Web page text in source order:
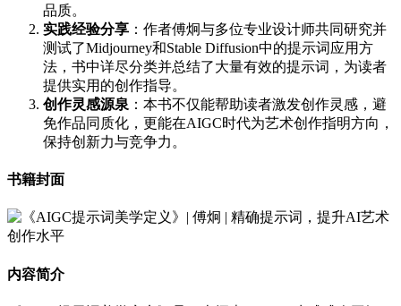
品质。
实践经验分享 ：作者傅炯与多位专业设计师共同研究并
测试了Midjourney和Stable Diffusion中的提示词应用方
法，书中详尽分类并总结了大量有效的提示词，为读者
提供实用的创作指导。
创作灵感源泉 ：本书不仅能帮助读者激发创作灵感，避
免作品同质化，更能在AIGC时代为艺术创作指明方向，
保持创新力与竞争力。
书籍封面
内容简介